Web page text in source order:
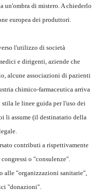
un'ombra di mistero. A chiederlo
europea dei produttori.
l'utilizzo di società
e dirigenti, aziende che
alcune associazioni di pazienti
chimico-farmaceutica arriva
le linee guida per l'uso dei
li assume (il destinatario della
contributi a rispettivamente
o "consulenze".
alle "organizzazioni sanitarie",
"donazioni".